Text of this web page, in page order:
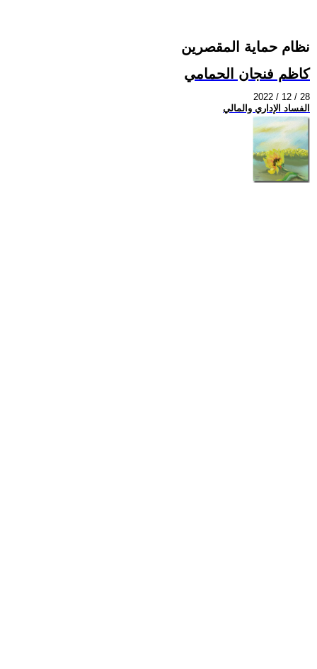
نظام حماية المقصرين
كاظم فنجان الحمامي
2022 / 12 / 28
الفساد الإداري والمالي